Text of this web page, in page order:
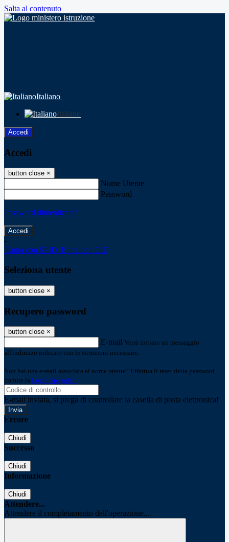
Salta al contenuto
Italiano
Italiano
Accedi
Accedi
button close ×
Nome Utente
Password
Password dimenticata?
-
Entra con SPID Entra con CIE
Seleziona utente
button close ×
Recupero password
button close ×
E-mail Verrà inviato un messaggio
all'indirizzo indicato con le istruzioni necessarie.
Non hai una e-mail associata al nome utente? Effettua il reset della password
tramite la Login Spaggiari
E-mail inviata, si prega di controllare la casella di posta elettronica!
Errore
Chiudi
Successo
Chiudi
Informazione
Chiudi
Attendere...
Attendere il completamento dell'operazione...